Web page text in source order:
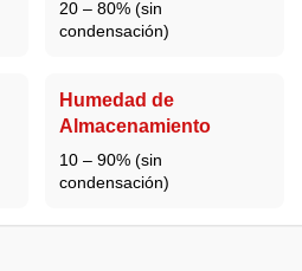
20 – 80% (sin
condensación)
Humedad de
Almacenamiento
10 – 90% (sin
condensación)